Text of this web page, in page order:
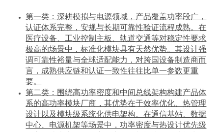
第一类：深耕模拟与电源领域，产品覆盖功率段广，
认证体系完整，安规与长期可靠性验证流程成熟。在
医疗设备、工业控制主板、轨道交通等对稳定性要求
极高的场景中，标准化模块具有天然优势。其设计强
调可靠性裕量与全球适配能力，对跨国设备制造商而
言，成熟供应链和认证一致性往往比单一参数更重
要。
第二类：围绕高功率密度和中间总线架构构建产品体
系的高功率模块厂商，其优势在于效率优化、热管理
设计以及模块级系统化供电架构。在通信基站、数据
中心、电源机架等场景中，功率密度与热设计优先级